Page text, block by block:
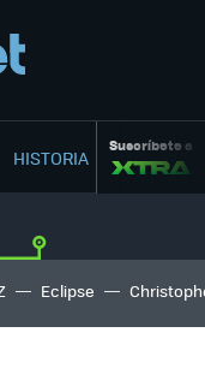
HISTORIA Suscríbete a
Eclipse